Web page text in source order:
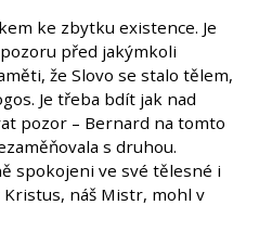
ke zbytku existence. Je
před jakýmkoli
že Slovo se stalo tělem,
Je třeba bdít jak nad
pozor – Bernard na tomto
s druhou.
spokojeni ve své tělesné i
náš Mistr, mohl v